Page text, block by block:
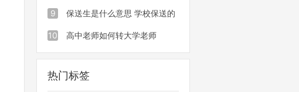
院校特点介绍
9 保送生是什么意思 学校保送的
意思介绍
10 高中老师如何转大学老师
热门标签